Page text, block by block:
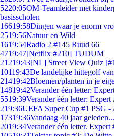
5220:05OM-Teamleider met
basisscholen
16619:58Dingen waar je enorm
2519:56Natuur en Wild
1619:54Radio 2 #145 Ruud 66
4719:47[Netflix #210] TUDUM
21219:43[NL] Street View Quiz
10119:43De landelijke hittegolf
21419:42Bloemen/planten in je
14819:42Verander één letter:
5519:39Verander één letter: Expert
219:36UEFA Super Cup #1 PSG -
17319:36Vandaag 40 jaar
2019:34Verander één letter. Expert